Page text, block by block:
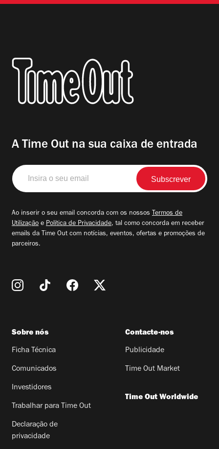
A Time Out na sua caixa de entrada
Insira
o
seu
Ao inserir o seu email concorda com os nossos Termos de
Utilização e Política de Privacidade, tal como concorda em receber
emails da Time Out com notícias, eventos, ofertas e promoções de
parceiros.
Sobre nós
Ficha Técnica
Comunicados
Investidores
Trabalhar para Time Out
Declaração de
privacidade
Contacte-nos
Publicidade
Time Out Market
Time Out Worldwide